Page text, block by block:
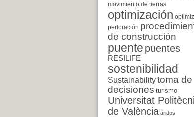
movimiento de tierras
optimización
perforación
de construcción
puente puentes
RESILIFE
sostenibilidad
Sustainabilitytoma de
decisiones turismo
Universitat
de València áridos